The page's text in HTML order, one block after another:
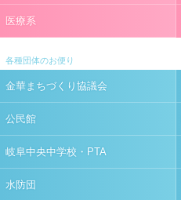
医療系
各種団体のお便り
金華まちづくり協議会
公民館
岐阜中央中学校・PTA
水防団